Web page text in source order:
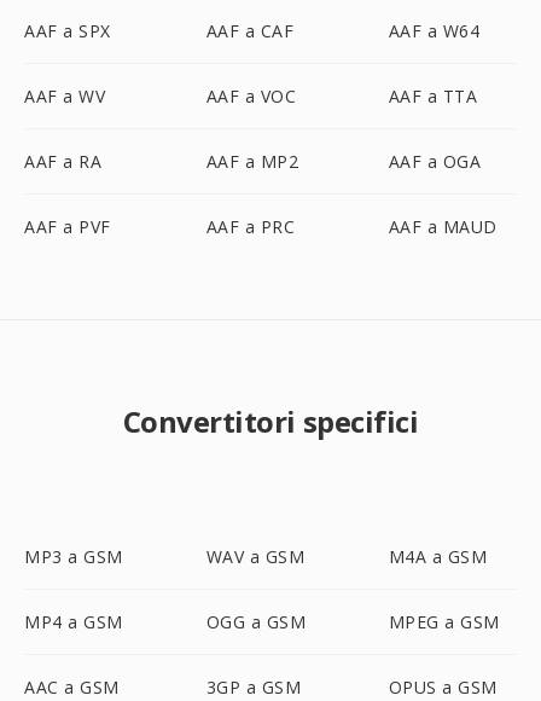
AAF a SPX AAF a CAF AAF a W64
AAF a WV AAF a VOC AAF a TTA
AAF a RA AAF a MP2 AAF a OGA
AAF a PVF AAF a PRC AAF a MAUD
Convertitori specifici
MP3 a GSM WAV a GSM M4A a GSM
MP4 a GSM OGG a GSM MPEG a GSM
AAC a GSM 3GP a GSM OPUS a GSM